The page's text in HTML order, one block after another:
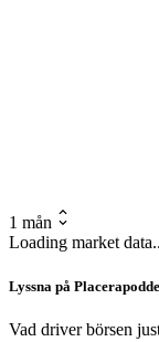
1 mån
Loading market
Lyssna på
Vad driver börsen